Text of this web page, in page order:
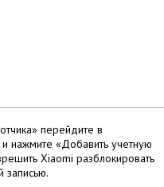
перейдите в
нажмите «Добавить учетную
Xiaomi разблокировать
записью.